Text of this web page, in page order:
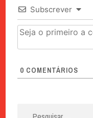
Subscrever
0 COMENTÁRIOS